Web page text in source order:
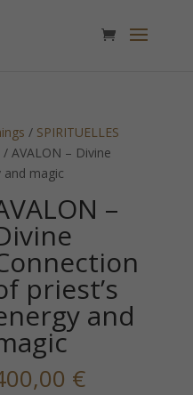
/ SPIRITUELLES
/ AVALON – Divine
and magic
–
priest’s
and
€